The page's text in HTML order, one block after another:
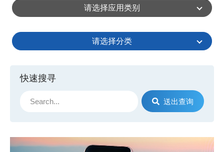
请选择应用类别
请选择分类
快速搜寻
送出查询